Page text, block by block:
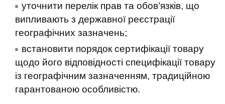
уточнити перелік прав та обов’язків, що
випливають з державної реєстрації
географічних зазначень;
встановити порядок сертифікації товару
щодо його відповідності специфікації товару
із географічним зазначенням, традиційною
гарантованою особливістю.